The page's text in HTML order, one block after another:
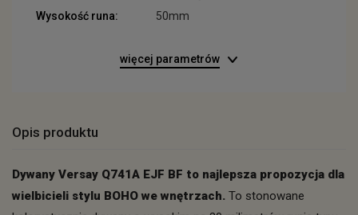
Wysokość runa:
50mm
więcej parametrów
Opis produktu
Dywany Versay Q741A EJF BF to najlepsza propozycja dla
wielbicieli stylu BOHO we wnętrzach. To stonowane